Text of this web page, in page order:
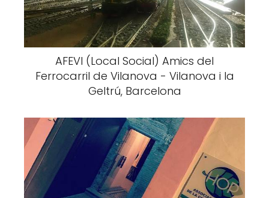
AFEVI (Local Social) Amics del
Ferrocarril de Vilanova - Vilanova i la
Geltrú, Barcelona